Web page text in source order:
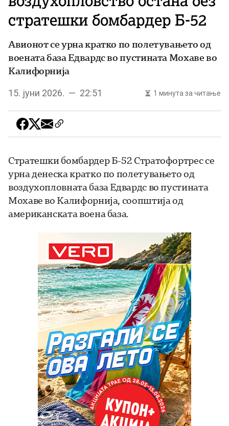
стратешки бомбардер Б-52
Авионот се урна кратко по полетувањето од
воената база Едвардс во пустината Мохаве во
Калифорнија
15. јуни 2026. — 22:51 1 минута за читање
Стратешки бомбардер Б-52 Стратофортрес се
урна денеска кратко по полетувањето од
воздухопловната база Едвардс во пустината
Мохаве во Калифорнија, соопштија од
американската воена база.